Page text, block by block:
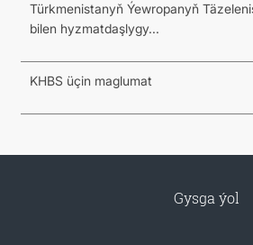
Türkmenistanyň Ýewropanyň
bilen hyzmatdaşlygy...
KHBS üçin maglumat
Gysga ýol